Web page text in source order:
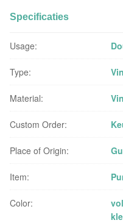
Specificaties
Usage:
Type:
Material:
Custom Order:
Place of Origin:
Item:
Color: